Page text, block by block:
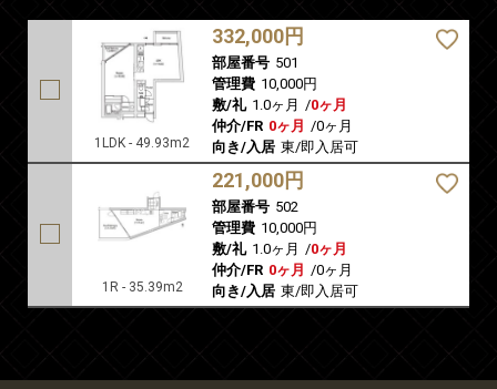
1LDK - 49.93m2
332,000円
部屋番号 501
管理費 10,000円
敷/礼 1.0ヶ月 /0ヶ月
仲介/FR 0ヶ月 /0ヶ月
向き/入居 東/即入居可
1R - 35.39m2
221,000円
部屋番号 502
管理費 10,000円
敷/礼 1.0ヶ月 /0ヶ月
仲介/FR 0ヶ月 /0ヶ月
向き/入居 東/即入居可